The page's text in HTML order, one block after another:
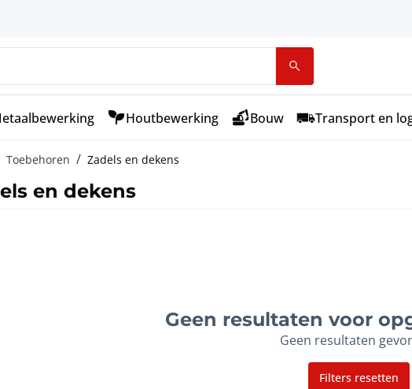
Houtbewerking Bouw Transport en
Toebehoren Zadels en dekens
en dekens
Geen resultaten voor
Geen resultaten
Filters resetten